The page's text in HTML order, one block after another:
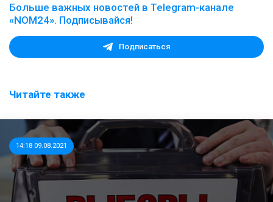
Больше важных новостей в Telegram-канале
«NOM24». Подписывайся!
Подписаться
Читайте также
14:18 09.08.2021